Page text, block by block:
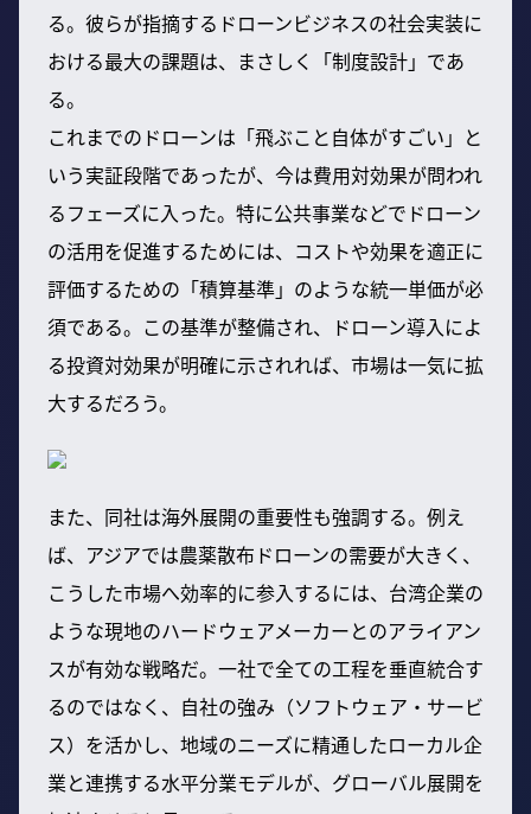
る。彼らが指摘するドローンビジネスの社会実装に
おける最大の課題は、まさしく「制度設計」であ
る。
これまでのドローンは「飛ぶこと自体がすごい」と
いう実証段階であったが、今は費用対効果が問われ
るフェーズに入った。特に公共事業などでドローン
の活用を促進するためには、コストや効果を適正に
評価するための「積算基準」のような統一単価が必
須である。この基準が整備され、ドローン導入によ
る投資対効果が明確に示されれば、市場は一気に拡
大するだろう。
また、同社は海外展開の重要性も強調する。例え
ば、アジアでは農薬散布ドローンの需要が大きく、
こうした市場へ効率的に参入するには、台湾企業の
ような現地のハードウェアメーカーとのアライアン
スが有効な戦略だ。一社で全ての工程を垂直統合す
るのではなく、自社の強み（ソフトウェア・サービ
ス）を活かし、地域のニーズに精通したローカル企
業と連携する水平分業モデルが、グローバル展開を